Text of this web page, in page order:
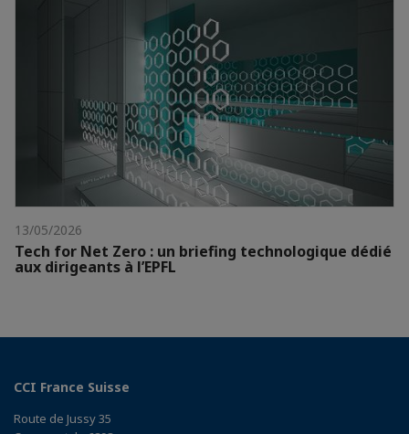
13/05/2026
Tech for Net Zero : un briefing technologique dédié
aux dirigeants à l’EPFL
CCI France Suisse
Route de Jussy 35